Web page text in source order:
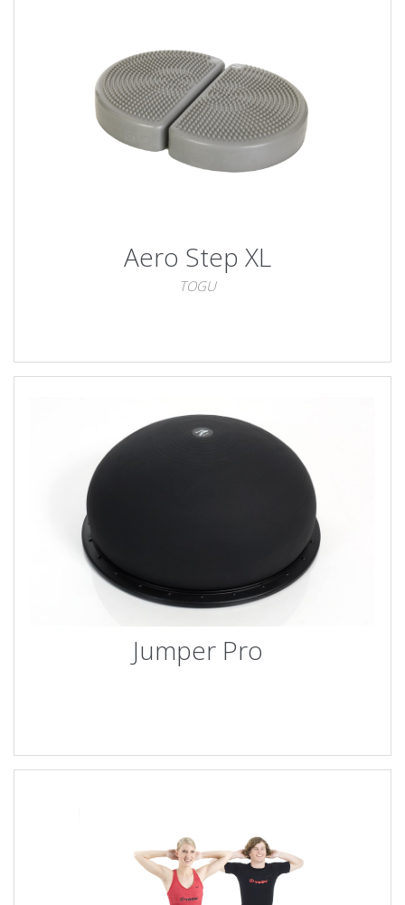
Aero Step XL
TOGU
Jumper Pro